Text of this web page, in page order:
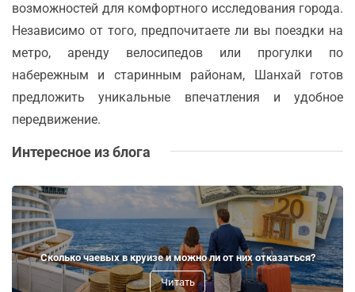
возможностей для комфортного исследования города.
Независимо от того, предпочитаете ли вы поездки на
метро, аренду велосипедов или прогулки по
набережным и старинным районам, Шанхай готов
предложить уникальные впечатления и удобное
передвижение.
Интересное из блога
Сколько чаевых в круизе и можно ли от них отказаться?
Читать